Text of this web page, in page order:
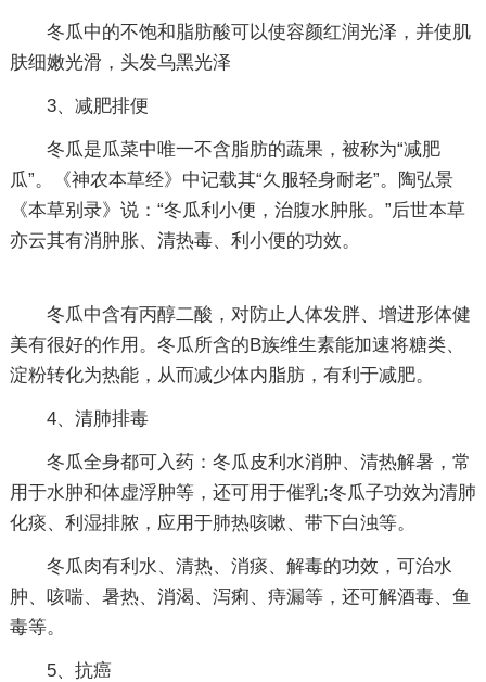
冬瓜中的不饱和脂肪酸可以使容颜红润光泽，并使肌
肤细嫩光滑，头发乌黑光泽
3、减肥排便
冬瓜是瓜菜中唯一不含脂肪的蔬果，被称为“减肥
瓜”。《神农本草经》中记载其“久服轻身耐老”。陶弘景
《本草别录》说：“冬瓜利小便，治腹水肿胀。”后世本草
亦云其有消肿胀、清热毒、利小便的功效。
冬瓜中含有丙醇二酸，对防止人体发胖、增进形体健
美有很好的作用。冬瓜所含的B族维生素能加速将糖类、
淀粉转化为热能，从而减少体内脂肪，有利于减肥。
4、清肺排毒
冬瓜全身都可入药：冬瓜皮利水消肿、清热解暑，常
用于水肿和体虚浮肿等，还可用于催乳;冬瓜子功效为清肺
化痰、利湿排脓，应用于肺热咳嗽、带下白浊等。
冬瓜肉有利水、清热、消痰、解毒的功效，可治水
肿、咳喘、暑热、消渴、泻痢、痔漏等，还可解酒毒、鱼
毒等。
5、抗癌